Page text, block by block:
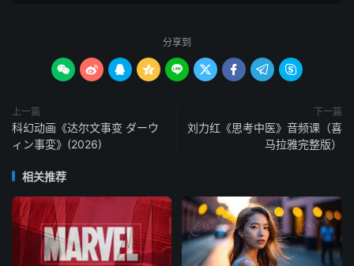
分享到
        
上一篇
科幻动画《达尔文事变 ダーウ
ィン事変》(2026)
下一篇
刘力红《思考中医》音频课（喜
马拉雅完整版）
相关推荐